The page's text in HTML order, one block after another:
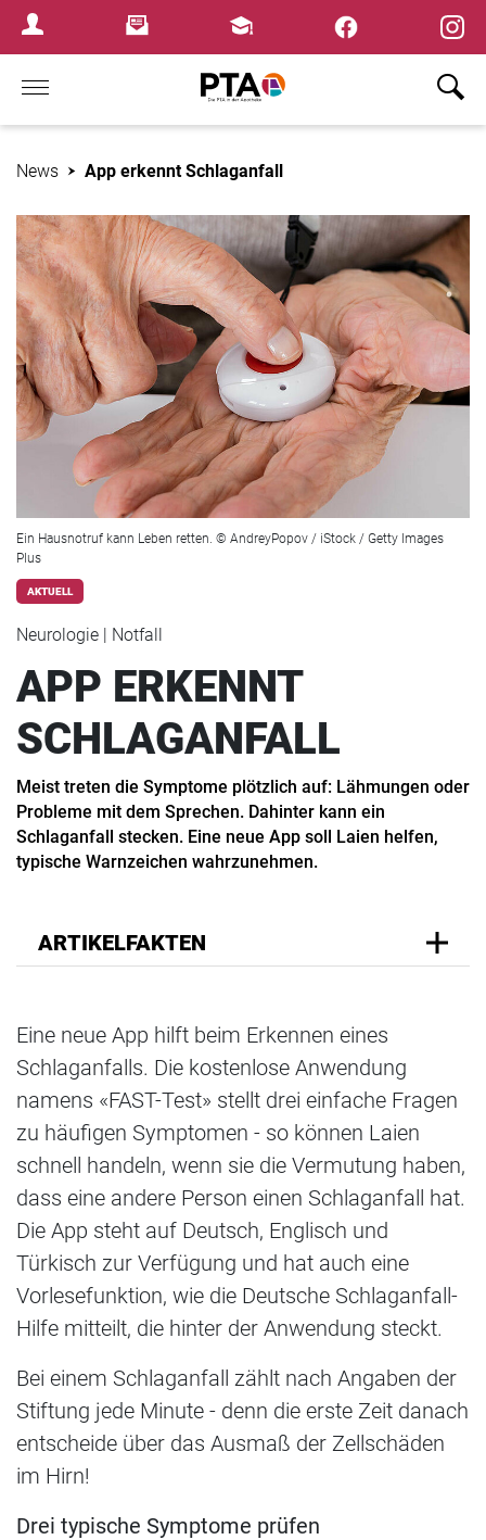
Login MenuNewsletterFortbildungen
Home
News App erkennt Schlaganfall
Ein Hausnotruf kann Leben retten. © AndreyPopov / iStock / Getty Images
Plus
AKTUELL
Neurologie | Notfall
APP ERKENNT
SCHLAGANFALL
Meist treten die Symptome plötzlich auf: Lähmungen oder
Probleme mit dem Sprechen. Dahinter kann ein
Schlaganfall stecken. Eine neue App soll Laien helfen,
typische Warnzeichen wahrzunehmen.
ARTIKELFAKTEN
Eine neue App hilft beim Erkennen eines
Schlaganfalls. Die kostenlose Anwendung
namens «FAST-Test» stellt drei einfache Fragen
zu häufigen Symptomen - so können Laien
schnell handeln, wenn sie die Vermutung haben,
dass eine andere Person einen Schlaganfall hat.
Die App steht auf Deutsch, Englisch und
Türkisch zur Verfügung und hat auch eine
Vorlesefunktion, wie die Deutsche Schlaganfall-
Hilfe mitteilt, die hinter der Anwendung steckt.
Bei einem Schlaganfall zählt nach Angaben der
Stiftung jede Minute - denn die erste Zeit danach
entscheide über das Ausmaß der Zellschäden
im Hirn!
Drei typische Symptome prüfen
×